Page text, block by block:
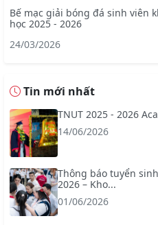
Bế mạc giải bóng đá sinh viên
học 2025 - 2026
24/03/2026
Tin mới nhất
TNUT 2025 - 2026
14/06/2026
Thông báo tuyển
2026 – Kho...
01/06/2026